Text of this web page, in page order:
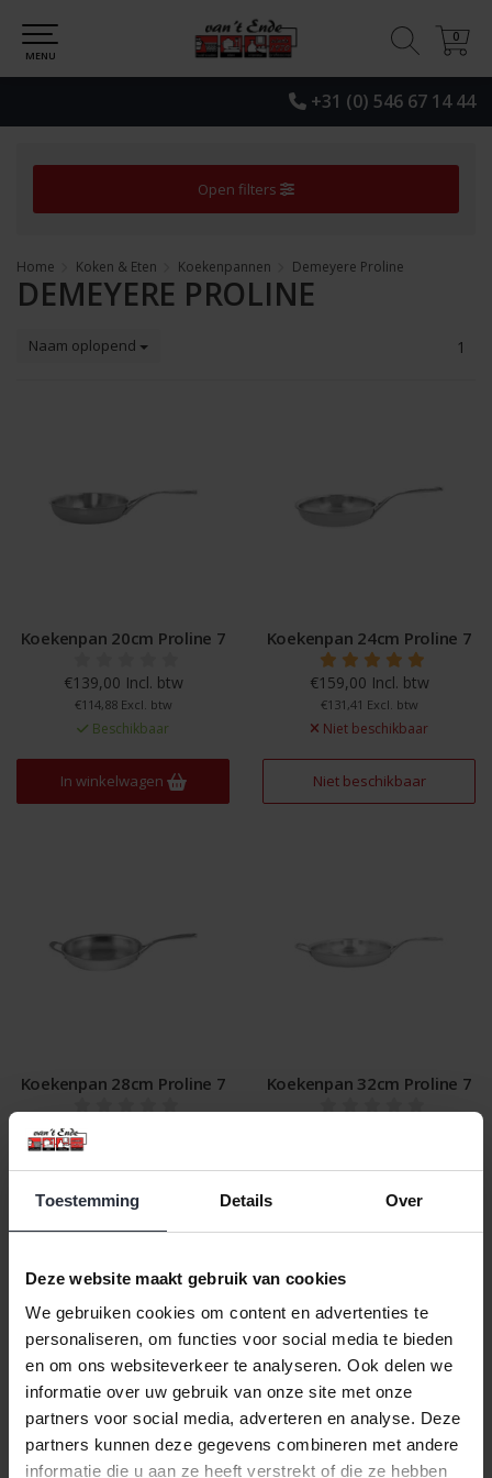
Toestemming Details Over
Deze website maakt gebruik van cookies
We gebruiken cookies om content en advertenties te
personaliseren, om functies voor social media te bieden
en om ons websiteverkeer te analyseren. Ook delen we
informatie over uw gebruik van onze site met onze
partners voor social media, adverteren en analyse. Deze
partners kunnen deze gegevens combineren met andere
informatie die u aan ze heeft verstrekt of die ze hebben
+31 (0) 546 67 14 44
0
0
MENU
Open filters
Home Koken & Eten Koekenpannen Demeyere Proline
DEMEYERE PROLINE
Naam oplopend 1
Koekenpan 20cm Proline 7
€139,00 Incl. btw
€114,88 Excl. btw
Beschikbaar
In winkelwagen
Koekenpan 24cm Proline 7
€159,00 Incl. btw
€131,41 Excl. btw
Niet beschikbaar
Niet beschikbaar
Koekenpan 28cm Proline 7
€179,00 Incl. btw
€147,93 Excl. btw
Niet beschikbaar
Niet beschikbaar
Koekenpan 32cm Proline 7
Niet beschikbaar
Veilig achteraf betalen, tot 14 dagen na aankoop
Gratis verzending vanaf €60,=
Eenvoudig retour, 30 dagen bedenktijd